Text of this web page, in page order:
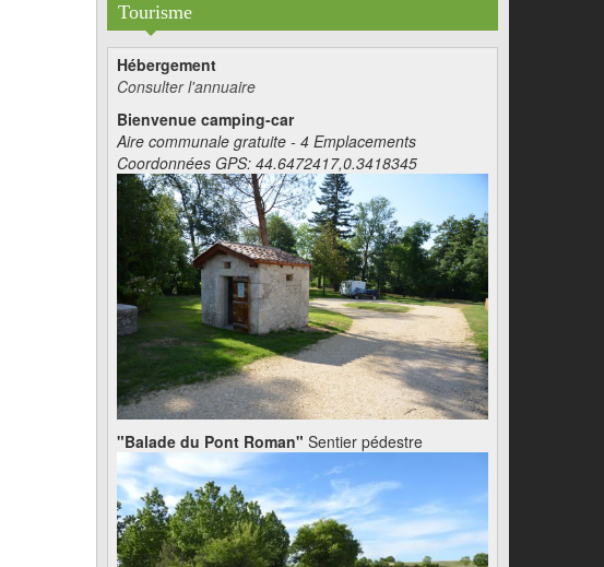
Tourisme
Hébergement
Consulter l'annuaire
Bienvenue camping-car
Aire communale gratuite - 4 Emplacements
Coordonnées GPS: 44.6472417,0.3418345
"Balade du Pont Roman" Sentier pédestre